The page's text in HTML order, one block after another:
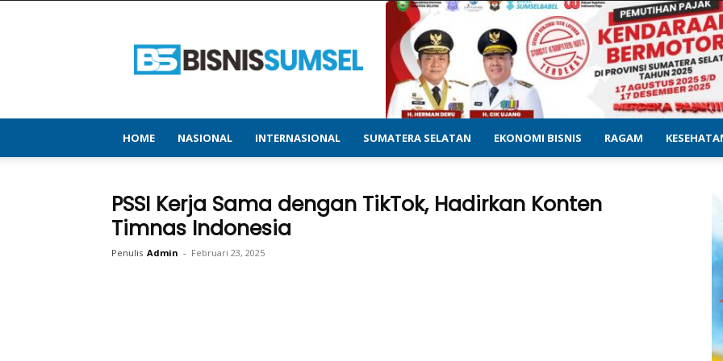
–
Menyajikan
&
Terupdate
HOME NASIONAL INTERNASIONAL SUMATERA SELATAN EKONOMI BISNIS RAGAM
PSSI Kerja Sama dengan TikTok, Hadirkan Konten
Timnas Indonesia
Penulis Admin - Februari 23, 2025